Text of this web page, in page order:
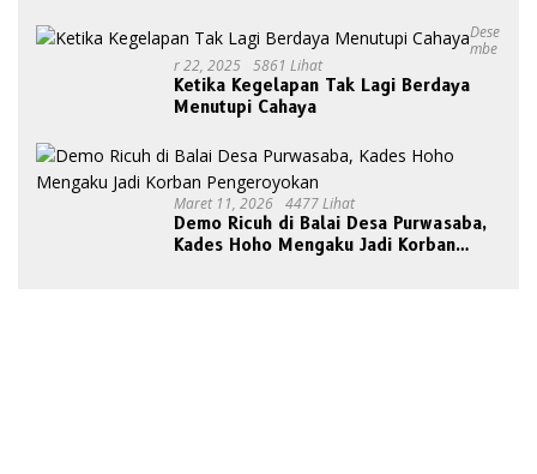
Dese
Mbe
R 22, 2025 5861 Lihat
Ketika Kegelapan Tak Lagi Berdaya
Menutupi Cahaya
Maret 11, 2026 4477 Lihat
Demo Ricuh di Balai Desa Purwasaba,
Kades Hoho Mengaku Jadi Korban